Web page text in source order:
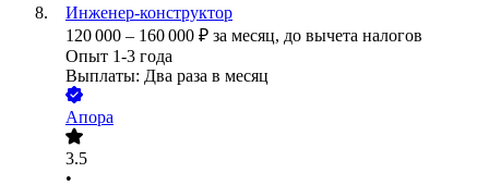
Инженер-конструктор
120 000 – 160 000 ₽ за месяц, до вычета налогов
Опыт 1-3 года
Выплаты: Два раза в месяц
Апора
3.5
•